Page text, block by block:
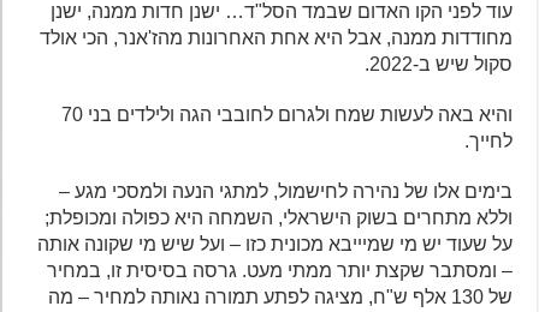
עוד לפני הקו האדום שבמד הסל"ד… ישנן חדות ממנה, ישנן
מחודדות ממנה, אבל היא אחת האחרונות מהז'אנר, הכי אולד
סקול שיש ב-2022.
והיא באה לעשות שמח ולגרום לחובבי הגה ולילדים בני 70
לחייך.
בימים אלו של נהירה לחישמול, למתגי הנעה ולמסכי מגע –
וללא מתחרים בשוק הישראלי, השמחה היא כפולה ומכופלת;
על שעוד יש מי שמיייבא מכונית כזו – ועל שיש מי שקונה אותה
– ומסתבר שקצת יותר ממתי מעט. גרסה בסיסית זו, במחיר
של 130 אלף ש"ח, מציגה לפתע תמורה נאותה למחיר – מה